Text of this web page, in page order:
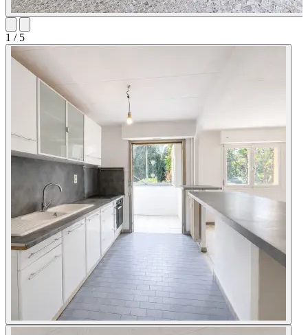
1 / 5